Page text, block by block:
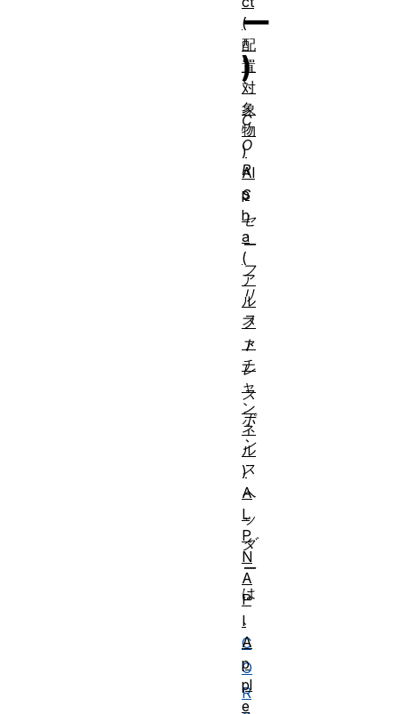
ー
)
C
O
R
S
セ
ー
フ
リ
ス
ト
レ
ス
ポ
ン
ス
ヘ
ッ
ダ
ー
は
、
C
O
R
(
配
置
対
象
物
)
Al
p
h
a
(
ア
ル
フ
ァ
チ
ャ
ン
ネ
ル
)
A
L
P
N
A
P
I
A
p
pl
e